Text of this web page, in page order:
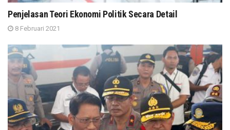
Penjelasan Teori Ekonomi Politik Secara Detail
8 Februari 2021